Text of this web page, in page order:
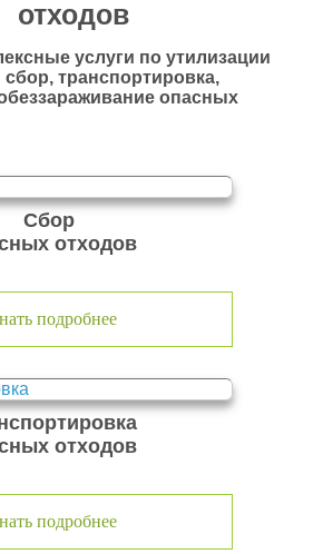
отходов
услуги по утилизации
транспортировка,
опасных
Сбор
отходов
подробнее
отходов
подробнее